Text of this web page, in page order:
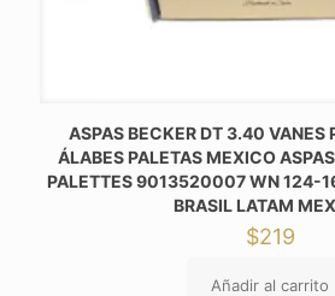
ASPAS BECKER DT 3.40 VANES
ÁLABES PALETAS MEXICO
PALETTES 9013520007 WN 124-
BRASIL LATAM
$219
Añadir al carrito